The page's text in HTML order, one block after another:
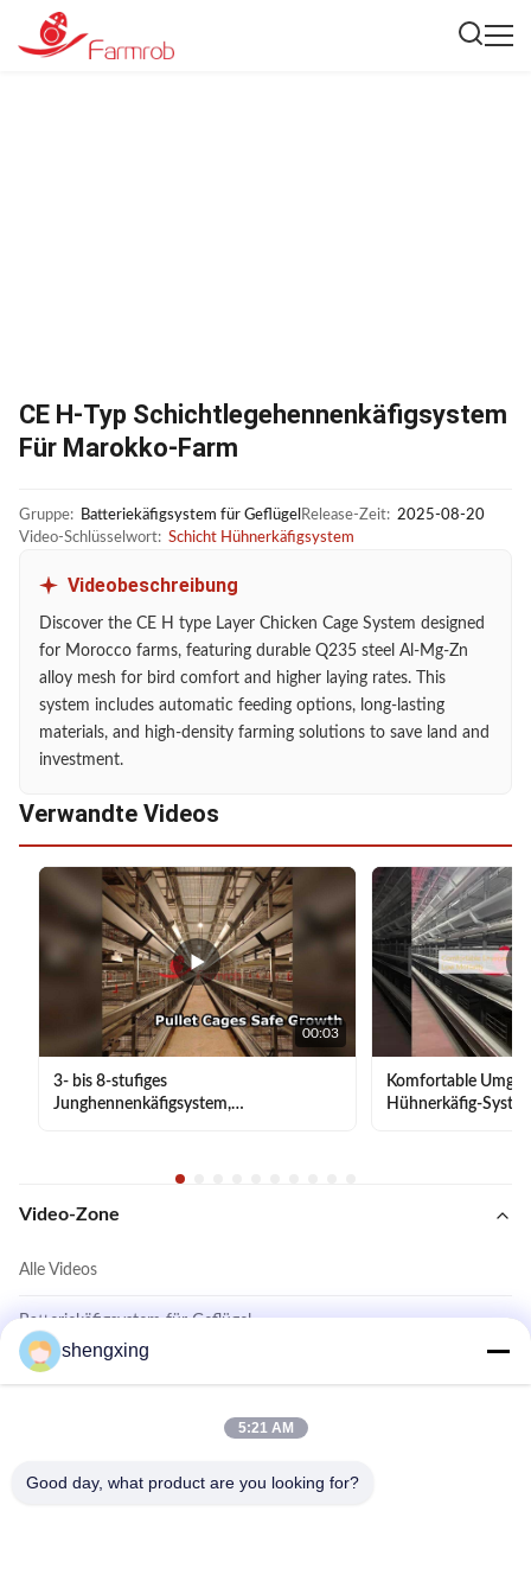
CE H-Typ Schichtlegehennenkäfigsystem
Für Marokko-Farm
Gruppe: Batteriekäfigsystem für Geflügel Release-Zeit: 2025-08-20
Video-Schlüsselwort: Schicht Hühnerkäfigsystem
Videobeschreibung
Discover the CE H type Layer Chicken Cage System designed
for Morocco farms, featuring durable Q235 steel Al-Mg-Zn
alloy mesh for bird comfort and higher laying rates. This
system includes automatic feeding options, long-lasting
materials, and high-density farming solutions to save land and
investment.
Verwandte Videos
00:03
3- bis 8-stufiges
Junghennenkäfigsystem,
Komfortable
Hühnerkäfig-
Video-Zone
Alle Videos
Batteriekäfigsystem für Geflügel
Käfigfreies System
Weitere Videos
shengxing
5:21 AM
Good day, what product are you looking for?